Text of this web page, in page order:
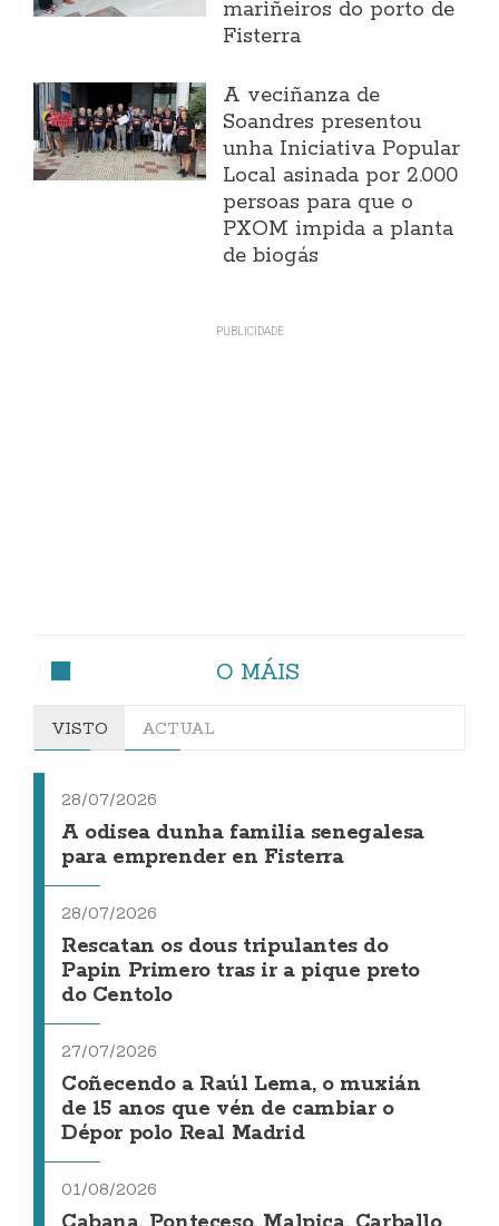
mariñeiros do porto de
Fisterra
A veciñanza de
Soandres presentou
unha Iniciativa Popular
Local asinada por 2.000
persoas para que o
PXOM impida a planta
de biogás
O MÁIS
VISTO ACTUAL
28/07/2026
A odisea dunha familia senegalesa
para emprender en Fisterra
28/07/2026
Rescatan os dous tripulantes do
Papin Primero tras ir a pique preto
do Centolo
27/07/2026
Coñecendo a Raúl Lema, o muxián
de 15 anos que vén de cambiar o
Dépor polo Real Madrid
01/08/2026